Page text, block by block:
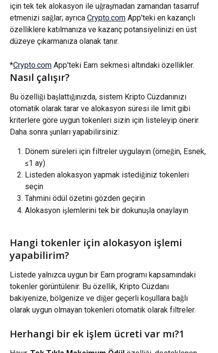
için tek tek alokasyon ile uğraşmadan zamandan tasarruf
etmenizi sağlar; ayrıca Crypto.com App'teki en kazançlı
özelliklere katılmanıza ve kazanç potansiyelinizi en üst
düzeye çıkarmanıza olanak tanır.
*Crypto.com App'teki Earn sekmesi altındaki özellikler.
Nasıl çalışır?
Bu özelliği başlattığınızda, sistem Kripto Cüzdanınızı
otomatik olarak tarar ve alokasyon süresi ile limit gibi
kriterlere göre uygun tokenleri sizin için listeleyip önerir.
Daha sonra şunları yapabilirsiniz:
Dönem süreleri için filtreler uygulayın (örneğin, Esnek,
≤1 ay)
Listeden alokasyon yapmak istediğiniz tokenleri
seçin
Tahmini ödül özetini gözden geçirin
Alokasyon işlemlerini tek bir dokunuşla onaylayın
Hangi tokenler için alokasyon işlemi
yapabilirim?
Listede yalnızca uygun bir Earn programı kapsamındaki
tokenler görüntülenir. Bu özellik, Kripto Cüzdanı
bakiyenize, bölgenize ve diğer geçerli koşullara bağlı
olarak uygun olmayan tokenleri otomatik olarak filtreler.
Herhangi bir ek işlem ücreti var mı?1